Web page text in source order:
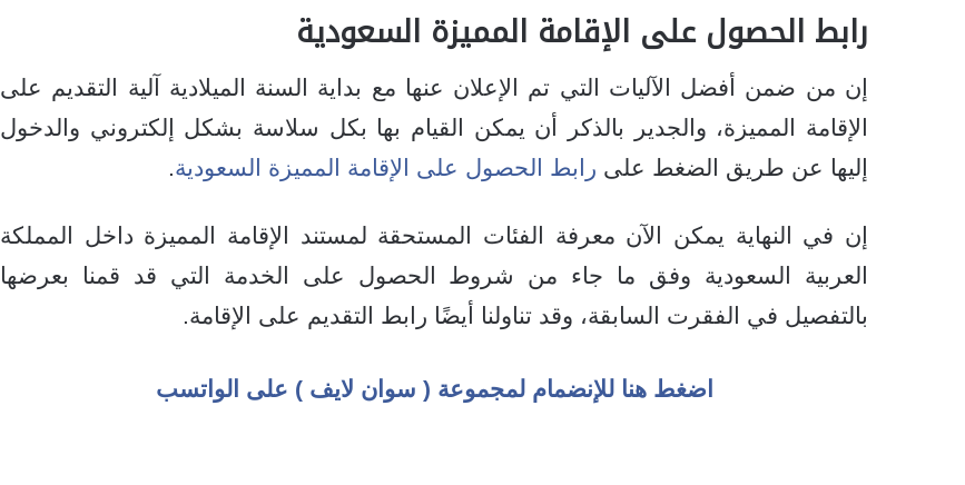
رابط الحصول على الإقامة المميزة السعودية
إن من ضمن أفضل الآليات التي تم الإعلان عنها مع بداية السنة الميلادية آلية التقديم على
الإقامة المميزة، والجدير بالذكر أن يمكن القيام بها بكل سلاسة بشكل إلكتروني والدخول
إليها عن طريق الضغط على رابط الحصول على الإقامة المميزة السعودية.
إن في النهاية يمكن الآن معرفة الفئات المستحقة لمستند الإقامة المميزة داخل المملكة
العربية السعودية وفق ما جاء من شروط الحصول على الخدمة التي قد قمنا بعرضها
بالتفصيل في الفقرت السابقة، وقد تناولنا أيضًا رابط التقديم على الإقامة.
اضغط هنا للإنضمام لمجموعة ( سوان لايف ) على الواتسب